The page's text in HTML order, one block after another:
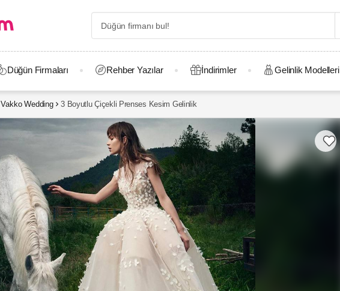
Düğün Firmaları Rehber Yazılar İndirimler Gelinlik Modelleri
Vakko Wedding 3 Boyutlu Çiçekli Prenses Kesim Gelinlik